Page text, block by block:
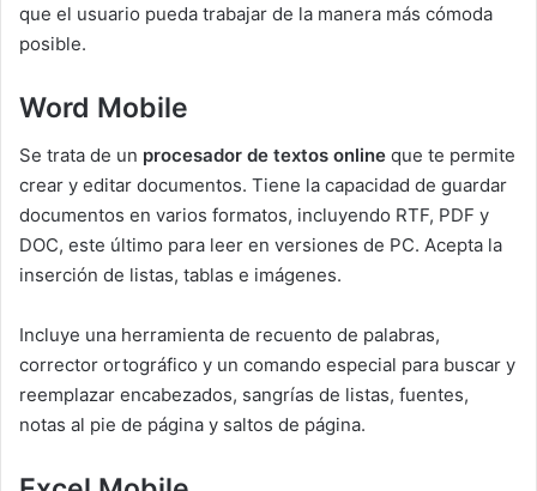
que el usuario pueda trabajar de la manera más cómoda
posible.
Word Mobile
Se trata de un procesador de textos online que te permite
crear y editar documentos. Tiene la capacidad de guardar
documentos en varios formatos, incluyendo RTF, PDF y
DOC, este último para leer en versiones de PC. Acepta la
inserción de listas, tablas e imágenes.
Incluye una herramienta de recuento de palabras,
corrector ortográfico y un comando especial para buscar y
reemplazar encabezados, sangrías de listas, fuentes,
notas al pie de página y saltos de página.